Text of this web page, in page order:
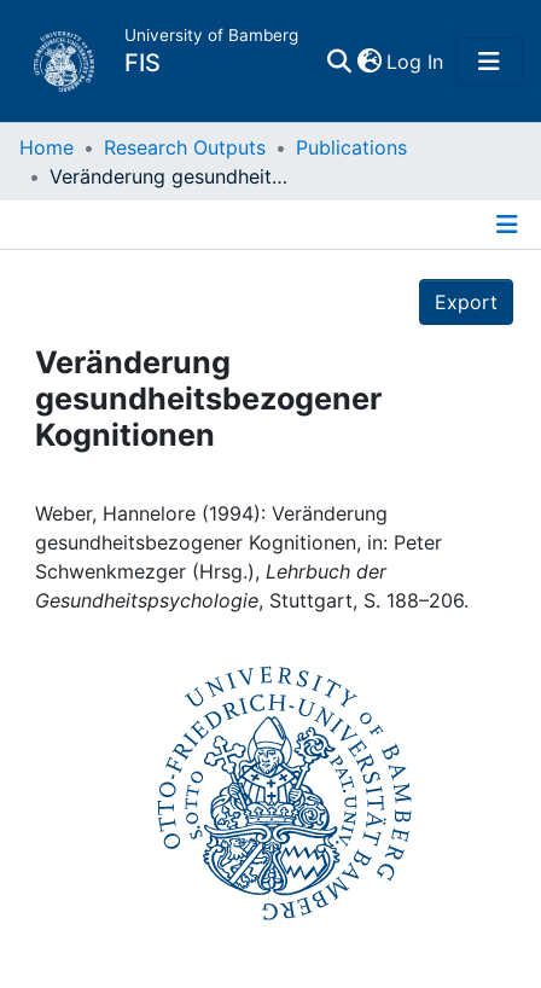
University of Bamberg
FIS Log In(current)
Home
Projects
People
Awards
My FIS
Home Research Outputs
Publications
Veränderung gesundheitsbezogener Kognitionen
Export
Veränderung
gesundheitsbezogener
Kognitionen
Weber, Hannelore (1994): Veränderung
gesundheitsbezogener Kognitionen, in: Peter
Schwenkmezger (Hrsg.), Lehrbuch der
Gesundheitspsychologie, Stuttgart, S. 188–206.